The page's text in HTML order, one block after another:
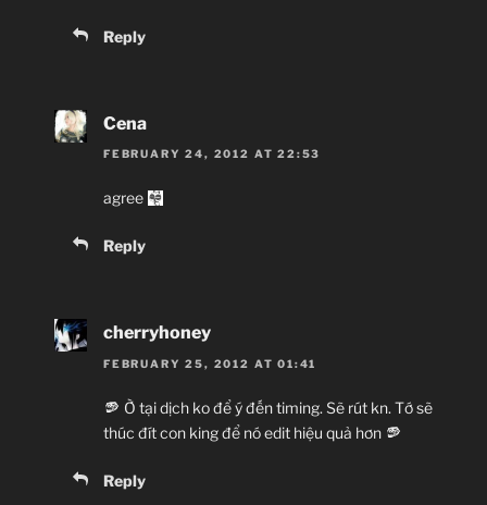
Reply
Cena
FEBRUARY 24, 2012 AT 22:53
agree
Reply
cherryhoney
FEBRUARY 25, 2012 AT 01:41
Ờ tại dịch ko để ý đến timing. Sẽ rút kn. Tớ sẽ
thúc đít con king để nó edit hiệu quả hơn
Reply